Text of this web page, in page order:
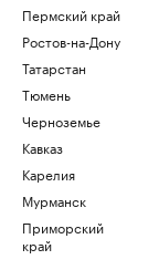
Пермский край
Ростов-на-Дону
Татарстан
Тюмень
Черноземье
Кавказ
Карелия
Мурманск
Приморский
край